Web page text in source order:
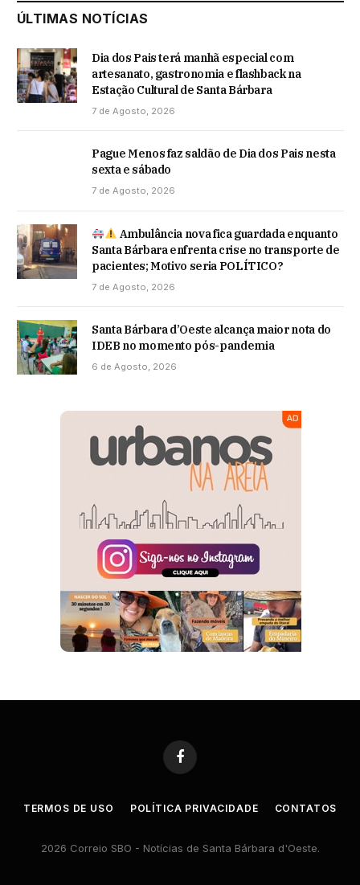
ÚLTIMAS NOTÍCIAS
Dia dos Pais terá manhã especial com
artesanato, gastronomia e flashback na
Estação Cultural de Santa Bárbara
7 de Agosto, 2026
Pague Menos faz saldão de Dia dos Pais nesta
sexta e sábado
7 de Agosto, 2026
Ambulância nova fica guardada enquanto
Santa Bárbara enfrenta crise no transporte de
pacientes; Motivo seria POLÍTICO?
7 de Agosto, 2026
Santa Bárbara d’Oeste alcança maior nota do
IDEB no momento pós-pandemia
6 de Agosto, 2026
Facebook
TERMOS DE USO POLÍTICA PRIVACIDADE CONTATOS
2026 Correio SBO - Notícias de Santa Bárbara d'Oeste.